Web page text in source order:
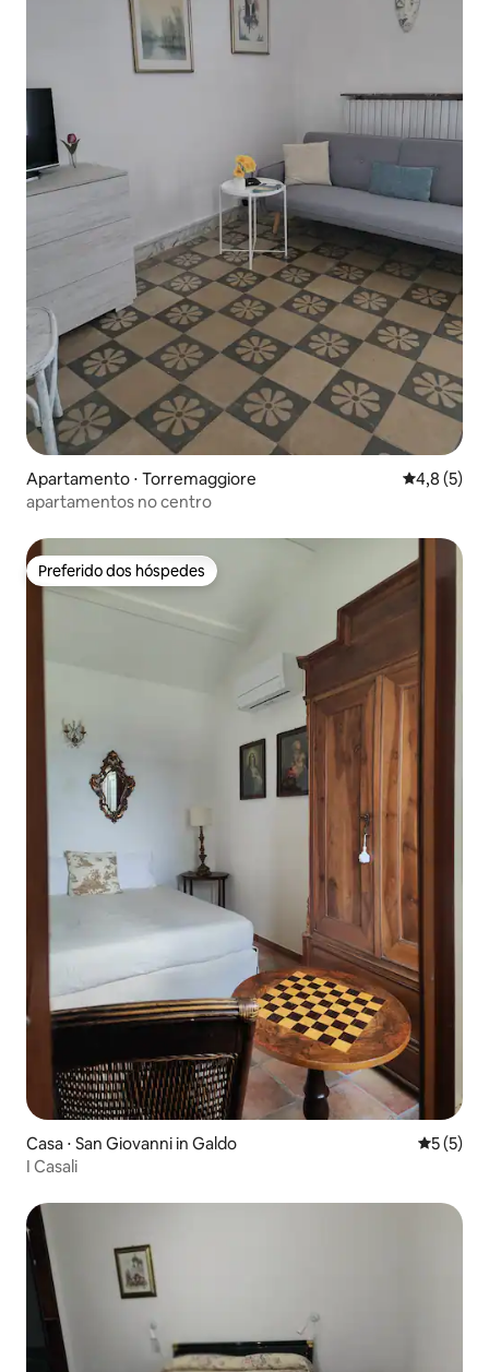
Apartamento ⋅ Torremaggiore 4,8 de
4,8 (5)
apartamentos no centro
Preferido dos hóspedes
Preferido dos hóspedes
Casa ⋅ San Giovanni in Galdo 5 de
5 (5)
I Casali